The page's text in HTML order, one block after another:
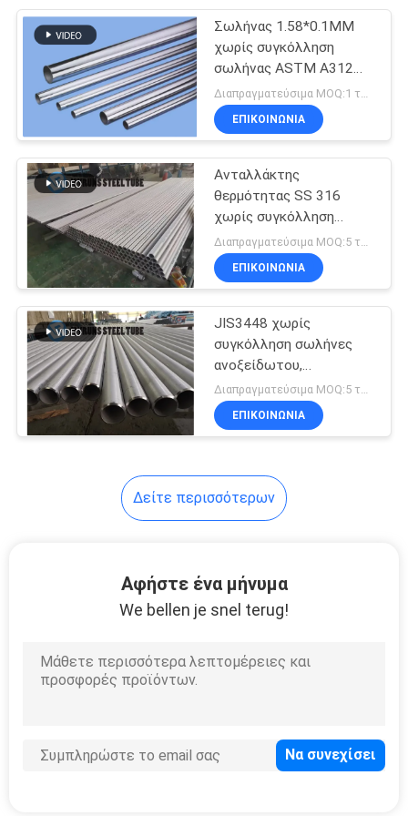
Σωλήνας
συμπυκνωτών
ανοξείδωτου
Ενιαίος σωλήνας
χάλυβα τοίχων
σωλήνας χάλυβα
Άνευ ραφής
σωλήνες λεβήτων
Σωλήνας 1.58*0.1MM
χωρίς συγκόλληση
σωλήνας ASTM A312
TP304 συμπυκνωτών
ανοξείδωτου ASME
SA213
ΕΠΙΚΟΙΝΩΝΊΑ
Ανταλλάκτης
θερμότητας SS 316
χωρίς συγκόλληση
σωλήνας ASTM A269
TP316 316L
ΕΠΙΚΟΙΝΩΝΊΑ
JIS3448 χωρίς
συγκόλληση σωλήνες
ανοξείδωτου,
τραβηγμένος στο κρύο
σωλήνας χάλυβα
SUS316
Διαπραγματεύσιμα MOQ:5 τόνοι ανά μέγεθος
ΕΠΙΚΟΙΝΩΝΊΑ
Δείτε περισσότερων
Αφήστε ένα μήνυμα
We bellen je snel terug!